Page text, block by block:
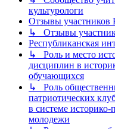
культурологи
Отзывы
↳ Отзывы
Республиканская
↳ Роль и место
дисциплин в
обучающихся
↳ Роль
патриотических
в системе историко-
молодежи